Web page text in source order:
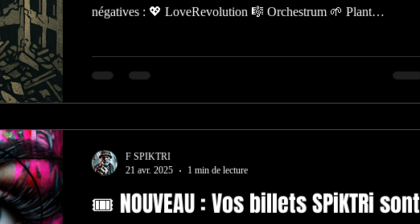
négatives : 💖 LoveRevolution 🎼 Orchestrum 🌱 Plant
🎟️ NOUVEAU : Vos billets SPiKTRi sont
F SPIKTRI
21 avr. 2025
1 min de lecture